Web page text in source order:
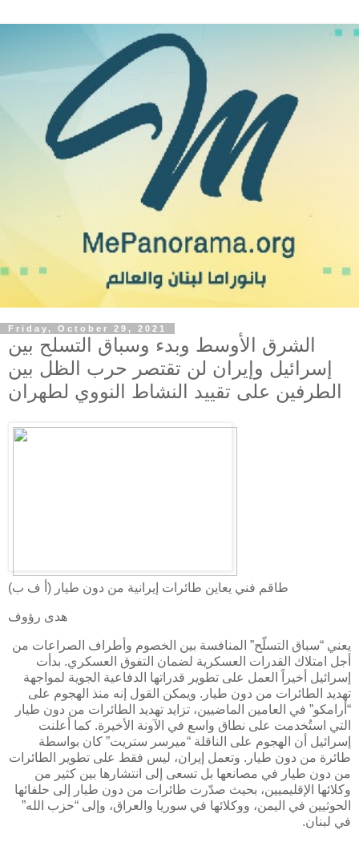
Friday, October 29, 2021
الشرق الأوسط وبدء وسباق التسلح بين
إسرائيل وإيران لن تقتصر حرب الظل بين
الطرفين على تقييد النشاط النووي لطهران
طاقم فني يعاين طائرات إيرانية من دون طيار (أ ف ب)
هدى رؤوف
يعني “سباق التسلّح” المنافسة بين الخصوم وأطراف الصراعات من
أجل امتلاك القدرات العسكرية لضمان التفوق العسكري. بدأت
إسرائيل أخيراً العمل على تطوير قدراتها الدفاعية الجوية لمواجهة
تهديد الطائرات من دون طيار. ويمكن القول إنه منذ الهجوم على
“أرامكو” في العامين الماضيين، تزايد تهديد الطائرات من دون طيار
التي استُخدمت على نطاق واسع في الآونة الأخيرة. كما أعلنت
إسرائيل أن الهجوم على الناقلة “ميرسر ستريت” كان بواسطة
طائرة من دون طيار. وتعمل إيران، ليس فقط على تطوير الطائرات
من دون طيار في مصانعها بل تسعى إلى انتشارها بين كثير من
وكلائها الإقليميين، بحيث صدّرت طائرات من دون طيار إلى حلفائها
الحوثيين في اليمن، ووكلائها في سوريا والعراق، وإلى “حزب الله”
في لبنان.